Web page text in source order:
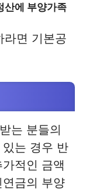
산에 부양가족
라면 기본공
는 분들의
는 경우 반
적인 금액
금의 부양